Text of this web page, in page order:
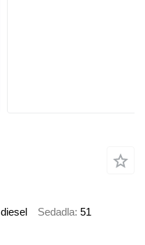
diesel Sedadla 51